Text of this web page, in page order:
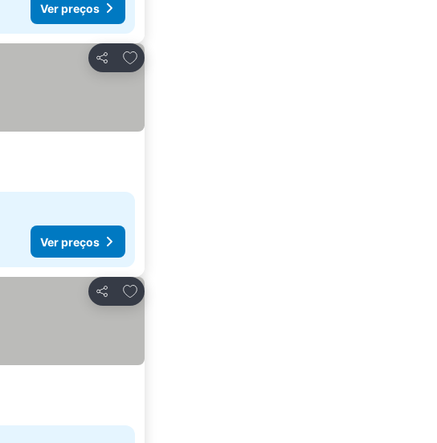
Ver preços
Partilhar
Adicionar aos favoritos
Ver preços
Partilhar
Adicionar aos favoritos